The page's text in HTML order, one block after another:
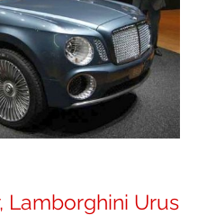
Lamborghini Urus